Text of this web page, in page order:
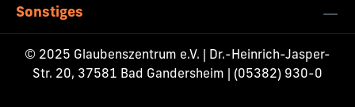
Sonstiges
© 2025 Glaubenszentrum e.V. | Dr.-Heinrich-Jasper-
Str. 20, 37581 Bad Gandersheim | (05382) 930-0